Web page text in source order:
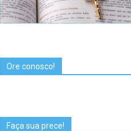
Ore conosco!
Faça sua prece!